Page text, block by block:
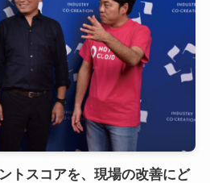
トスコアを、現場の改善にど